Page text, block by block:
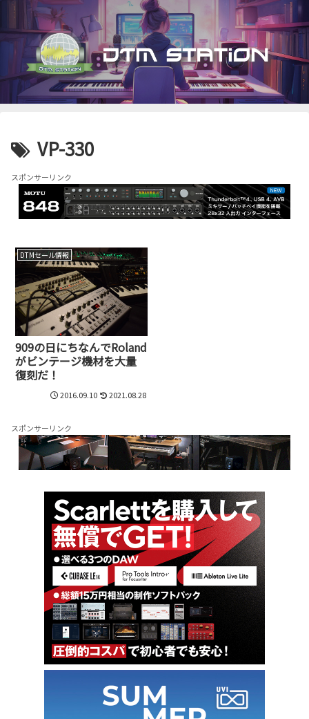
VP-330
スポンサーリンク
DTMセール情報
909の日にちなんでRoland
がビンテージ機材を大量
復刻だ！
2016.09.10 2021.08.28
スポンサーリンク